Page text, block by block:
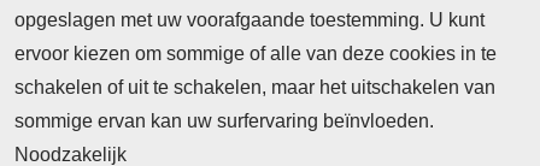
opgeslagen met uw voorafgaande toestemming. U kunt
ervoor kiezen om sommige of alle van deze cookies in te
schakelen of uit te schakelen, maar het uitschakelen van
sommige ervan kan uw surfervaring beïnvloeden.
Noodzakelijk
Neem contact op
Algemene Leveringsvoorwaarden
Cookieverklaring
Privacyverklaring